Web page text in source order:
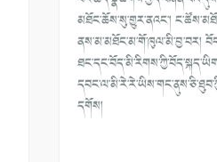
མཐོང་ཆོས་སུ་གྱུར་ནའང་།
ནས་མ་མཐོང་མ་གོ་ཁུལ་མི་བྱ་བར།
དགོས།